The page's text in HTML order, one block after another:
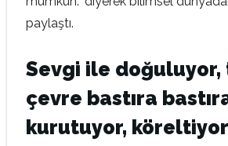
paylaştı.
Sevgi ile doğuluyor,
çevre bastıra
kurutuyor,